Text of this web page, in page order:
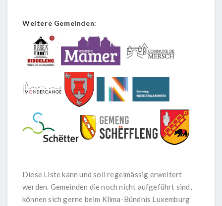
Weitere Gemeinden:
Diese Liste kann und soll regelmässig erweitert
werden. Gemeinden die noch nicht aufgeführt sind,
können sich gerne beim Klima-Bündnis Luxemburg